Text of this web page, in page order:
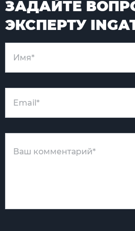
ЗАДАЙТЕ
ЭКСПЕРТУ